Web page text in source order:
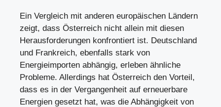
Ein Vergleich mit anderen europäischen Ländern
zeigt, dass Österreich nicht allein mit diesen
Herausforderungen konfrontiert ist. Deutschland
und Frankreich, ebenfalls stark von
Energieimporten abhängig, erleben ähnliche
Probleme. Allerdings hat Österreich den Vorteil,
dass es in der Vergangenheit auf erneuerbare
Energien gesetzt hat, was die Abhängigkeit von